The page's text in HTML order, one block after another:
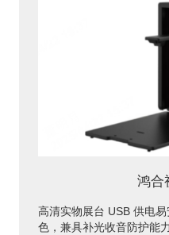
鸿合
高清实物展台 USB 供电
色，兼具补光收音防护能